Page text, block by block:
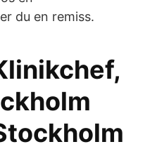
du en remiss.